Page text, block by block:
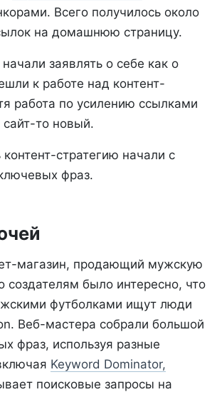
Всего получилось около
на домашнюю страницу.
заявлять о себе как о
к работе над контент-
работа по усилению ссылками
то новый.
стратегию начали с
фраз.
магазин, продающий мужскую
создателям было интересно, что
футболками ищут люди
Веб-мастера собрали большой
фраз, используя разные
Keyword Dominator,
поисковые запросы на